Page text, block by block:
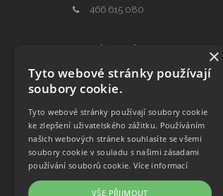
466 615 080
Kontakt Servis
466 615 078
×
Tyto webové stránky používají
soubory cookie.
Tyto webové stránky používají soubory cookie
ke zlepšení uživatelského zážitku. Používáním
našich webových stránek souhlasíte se všemi
soubory cookie v souladu s našimi zásadami
používání souborů cookie. Více informací
VŠE PŘIJMOUT